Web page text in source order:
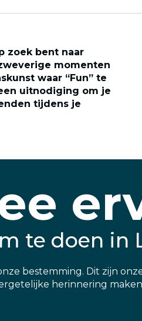
zoek bent naar
momenten
waar “Fun” te
uitnodiging om je
tijdens je
te doen in
bestemming. Dit zijn
herinnering